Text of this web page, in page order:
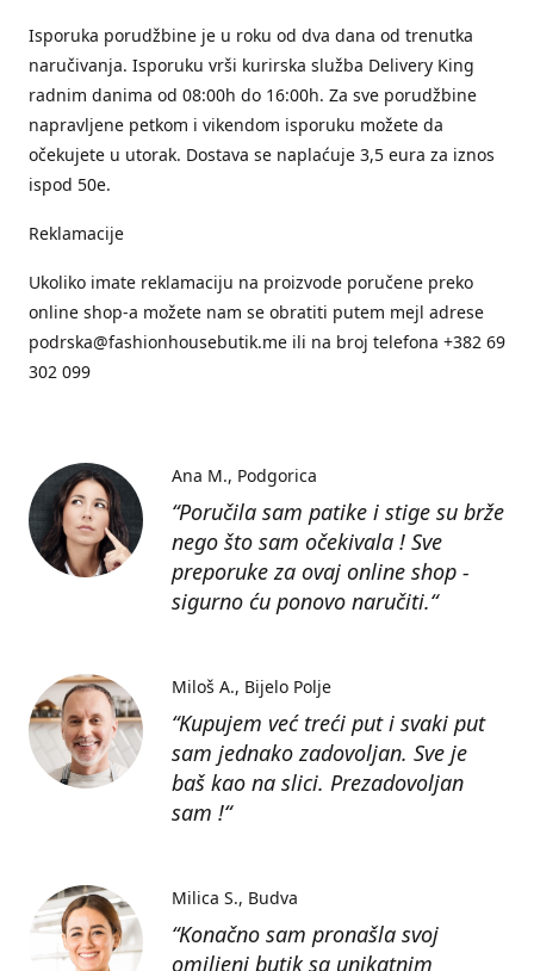
Isporuka porudžbine je u roku od dva dana od trenutka
naručivanja. Isporuku vrši kurirska služba Delivery King
radnim danima od 08:00h do 16:00h. Za sve porudžbine
napravljene petkom i vikendom isporuku možete da
očekujete u utorak. Dostava se naplaćuje 3,5 eura za iznos
ispod 50e.
Reklamacije
Ukoliko imate reklamaciju na proizvode poručene preko
online shop-a možete nam se obratiti putem mejl adrese
podrska@fashionhousebutik.me ili na broj telefona +382 69
302 099
“Poručila sam patike i stige su brže
nego što sam očekivala ! Sve
preporuke za ovaj online shop -
sigurno ću ponovo naručiti.“
Ana M. Podgorica
“Kupujem već treći put i svaki put
sam jednako zadovoljan. Sve je
baš kao na slici. Prezadovoljan
sam !“
Miloš A. Bijelo Polje
“Konačno sam pronašla svoj
omiljeni butik sa unikatnim
Milica S. Budva